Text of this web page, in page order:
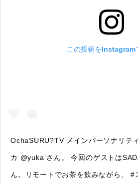
この投稿をInstagram
OchaSURU?TV メインパーソナリテ
カ @yuka さん。 今回のゲストは
ん。リモートでお茶を飲みながら、 #